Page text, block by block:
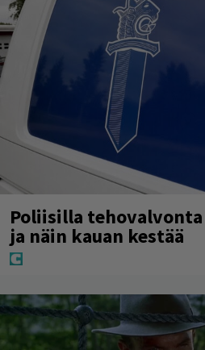
Poliisilla
ja näin kauan kestää